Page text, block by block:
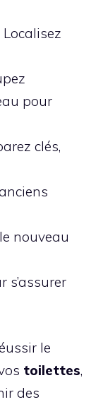
Localisez
pour
clés,
nouveau
s’assurer
le
toilettes,
des